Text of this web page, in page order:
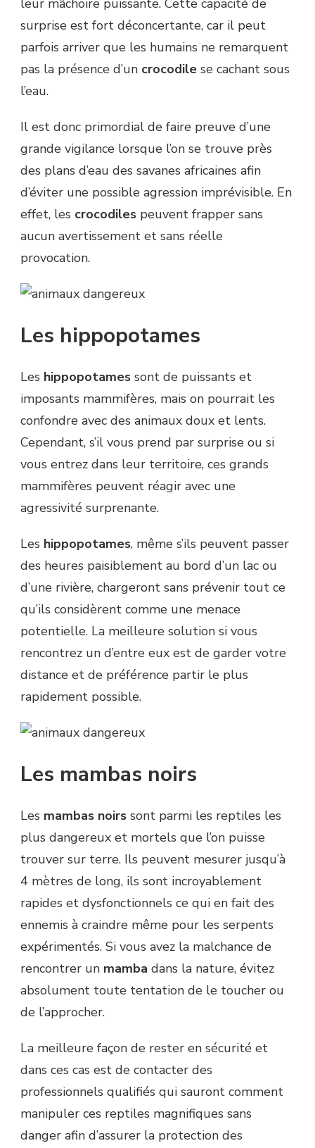
leur mâchoire puissante. Cette capacité de
surprise est fort déconcertante, car il peut
parfois arriver que les humains ne remarquent
pas la présence d’un crocodile se cachant sous
l’eau.
Il est donc primordial de faire preuve d’une
grande vigilance lorsque l’on se trouve près
des plans d’eau des savanes africaines afin
d’éviter une possible agression imprévisible. En
effet, les crocodiles peuvent frapper sans
aucun avertissement et sans réelle
provocation.
Les hippopotames
Les hippopotames sont de puissants et
imposants mammifères, mais on pourrait les
confondre avec des animaux doux et lents.
Cependant, s’il vous prend par surprise ou si
vous entrez dans leur territoire, ces grands
mammifères peuvent réagir avec une
agressivité surprenante.
Les hippopotames, même s’ils peuvent passer
des heures paisiblement au bord d’un lac ou
d’une rivière, chargeront sans prévenir tout ce
qu’ils considèrent comme une menace
potentielle. La meilleure solution si vous
rencontrez un d’entre eux est de garder votre
distance et de préférence partir le plus
rapidement possible.
Les mambas noirs
Les mambas noirs sont parmi les reptiles les
plus dangereux et mortels que l’on puisse
trouver sur terre. Ils peuvent mesurer jusqu’à
4 mètres de long, ils sont incroyablement
rapides et dysfonctionnels ce qui en fait des
ennemis à craindre même pour les serpents
expérimentés. Si vous avez la malchance de
rencontrer un mamba dans la nature, évitez
absolument toute tentation de le toucher ou
de l’approcher.
La meilleure façon de rester en sécurité et
dans ces cas est de contacter des
professionnels qualifiés qui sauront comment
manipuler ces reptiles magnifiques sans
danger afin d’assurer la protection des